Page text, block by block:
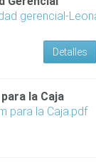
gerencial-
Detalles
la Caja
para la Caja.pdf